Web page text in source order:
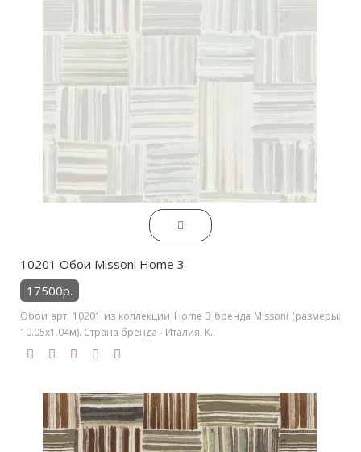
10201 Обои Missoni Home 3
17500р.
Обои арт. 10201 из коллекции Home 3 бренда Missoni (размеры:
10.05х1.04м). Страна бренда - Италия. К..